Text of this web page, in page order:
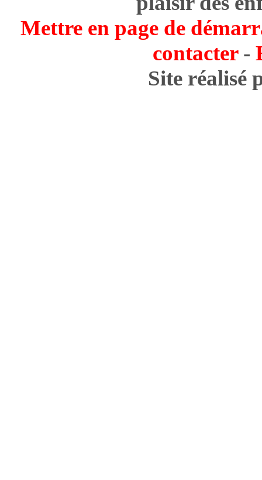
Mettre en page de
contacter-
Site réalisé